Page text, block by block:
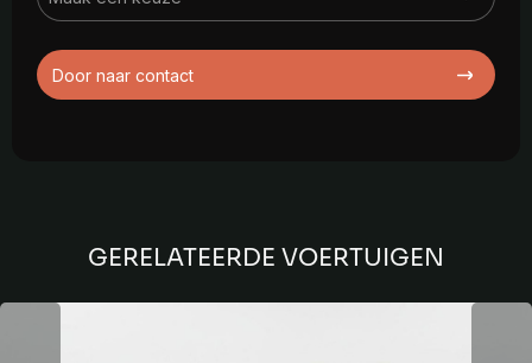
Door naar contact
GERELATEERDE VOERTUIGEN